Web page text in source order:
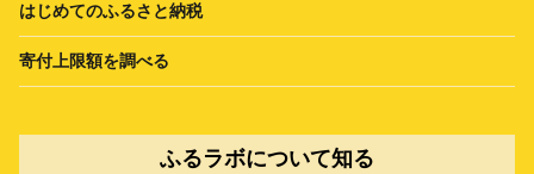
はじめてのふるさと納税
寄付上限額を調べる
ふるラボについて知る